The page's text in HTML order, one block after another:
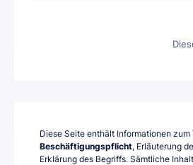
Diese Seite enthält Informationen zum
Beschäftigungspflicht, Erläuterung
Erklärung des Begriffs. Sämtliche